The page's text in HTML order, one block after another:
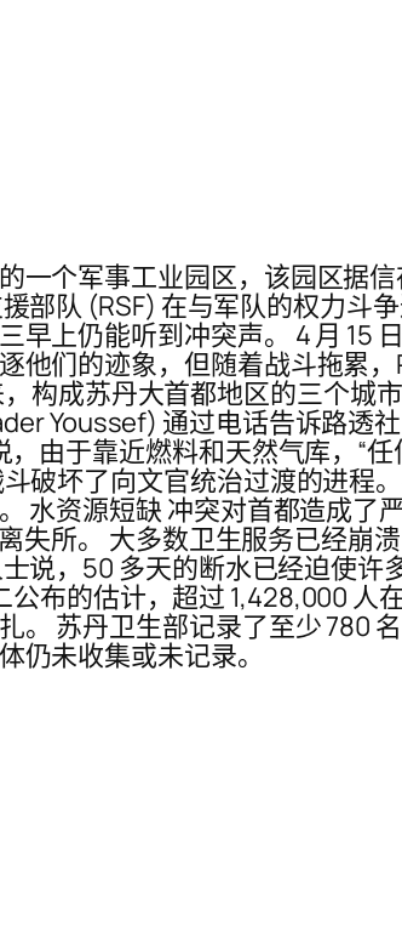
一个军事工业园区，该园区据
部队 (RSF) 在与军队的权力斗
上仍能听到冲突声。 4 月 15
们的迹象，但随着战斗拖累，
，构成苏丹大首都地区的三个
Youssef) 通过电话告诉路透
由于靠近燃料和天然气库，“
破坏了向文官统治过渡的进程
水资源短缺 冲突对首都造成了
失所。 大多数卫生服务已经崩
说，50 多天的断水已经迫使
布的估计，超过 1,428,000 人
苏丹卫生部记录了至少 780
仍未收集或未记录。